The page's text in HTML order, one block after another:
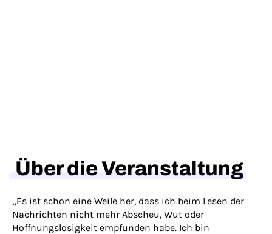
Über die Veranstaltung
„Es ist schon eine Weile her, dass ich beim Lesen der
Nachrichten nicht mehr Abscheu, Wut oder
Hoffnungslosigkeit empfunden habe. Ich bin